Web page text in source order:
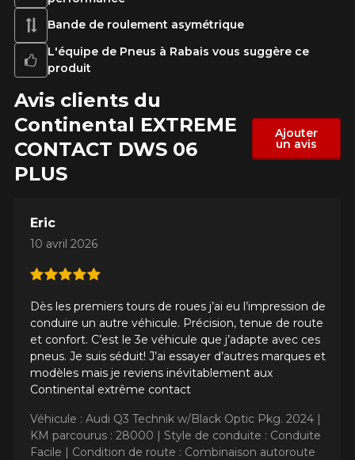
Bande de roulement asymétrique
L'équipe de Pneus à Rabais vous suggère ce
produit
Avis clients du
Continental EXTREME​
CONTACT DWS 06
PLUS
Ajouter
un avis
Eric
10 avril 2026
Dès les premiers tours de roues j’ai eu l’impression de
conduire un autre véhicule. Précision, tenue de route
et confort. C’est le 3e véhicule que j’adapte avec ces
pneus. Je suis séduit! J’ai essayer d’autres marques et
modèles mais je reviens inévitablement aux
Continental extrême contact
Véhicule : Audi Q3 Technik w/Black Optic Pkg. 2024 |
KM parcourus : 28000 | Style de conduite : Conduite
Facile | Condition de route : Combinaison autoroute